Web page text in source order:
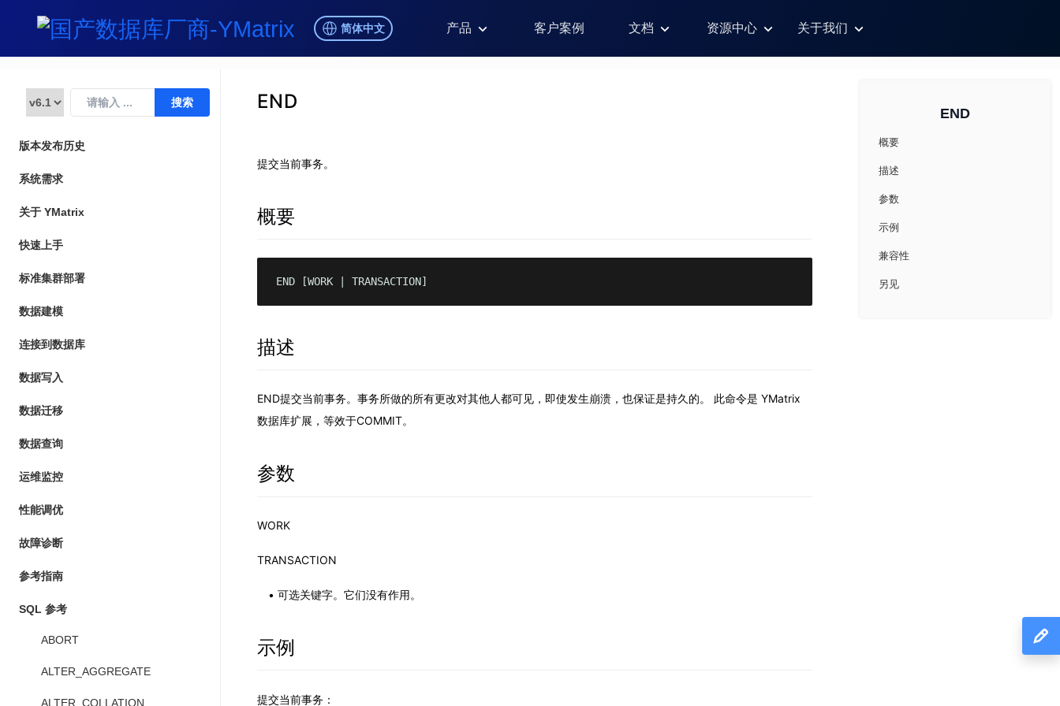
简体中文 产品 客户案例 文档 资源中心 关于我们
版本发布历史
系统需求
关于 YMatrix
快速上手
标准集群部署
数据建模
连接到数据库
数据写入
数据迁移
数据查询
运维监控
性能调优
故障诊断
参考指南
SQL 参考
ABORT
ALTER_AGGREGATE
ALTER_COLLATION
END
提交当前事务。
概要
END [WORK | TRANSACTION]
描述
END提交当前事务。事务所做的所有更改对其他人都可见，即使发生崩溃，也保证是持久的。 此命令是 YMatrix
数据库扩展，等效于COMMIT。
参数
WORK
TRANSACTION
可选关键字。它们没有作用。
示例
提交当前事务：
END
概要
描述
参数
示例
兼容性
另见